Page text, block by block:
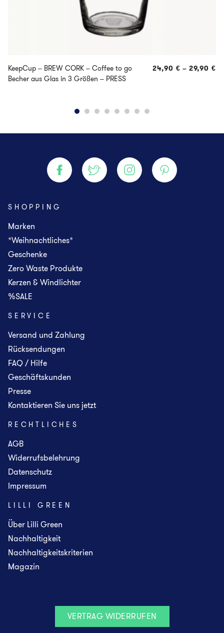
KeepCup – BREW CORK – Coffee to go
Becher aus Glas in 3 Größen – PRESS
24,90 € – 29,90 €
SHOPPING
Marken
*Weihnachtliches*
Geschenke
Zero Waste Produkte
Kerzen & Windlichter
%SALE
SERVICE
Versand und Zahlung
Rücksendungen
FAQ / Hilfe
Geschäftskunden
Presse
Kontaktieren Sie uns jetzt
RECHTLICHES
AGB
Widerrufsbelehrung
Datenschutz
Impressum
LILLI GREEN
Über Lilli Green
Nachhaltigkeit
Nachhaltigkeitskriterien
Magazin
VERTRAG WIDERRUFEN